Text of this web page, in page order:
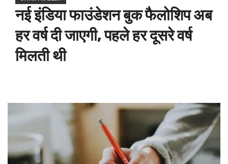
नई इंडिया फाउंडेशन बुक फैलोशिप अब
हर वर्ष दी जाएगी, पहले हर दूसरे वर्ष
मिलती थी